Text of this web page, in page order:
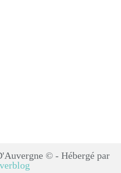
© - Hébergé par